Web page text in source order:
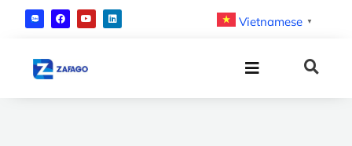
Vietnamese ▼